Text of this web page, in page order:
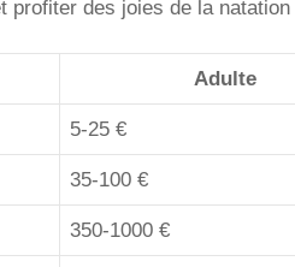
des joies de la
Adulte
5-25 €
35-100 €
350-1000 €